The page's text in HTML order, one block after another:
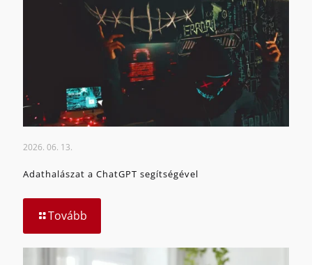
2026. 06. 13.
Adathalászat a ChatGPT segítségével
Tovább